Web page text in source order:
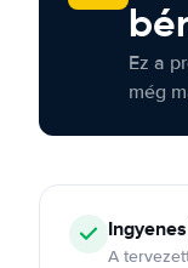
Ez a
még
A